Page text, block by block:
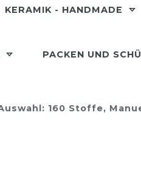
KERAMIK - HANDMADE
PACKEN UND
160 Stoffe,